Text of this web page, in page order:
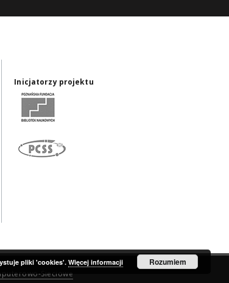
Inicjatorzy projektu
Sieciowe
pliki 'cookies'. Więcej informacji Rozumiem